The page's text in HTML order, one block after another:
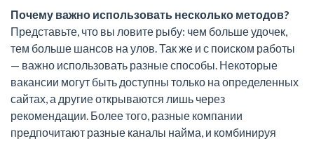
Почему важно использовать несколько методов?
Представьте, что вы ловите рыбу: чем больше удочек,
тем больше шансов на улов. Так же и с поиском работы
— важно использовать разные способы. Некоторые
вакансии могут быть доступны только на определенных
сайтах, а другие открываются лишь через
рекомендации. Более того, разные компании
предпочитают разные каналы найма, и комбинируя